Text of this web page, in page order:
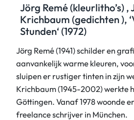
Jörg Remé (kleurlitho’s) ,
Krichbaum (gedichten ),
Stunden‘ (1972)
Jörg Remé (1941) schilder en
aanvankelijk warme kleuren,
sluipen er rustiger tinten in zijn
Krichbaum (1945-2002) werkte
Göttingen. Vanaf 1978 woonde
freelance schrijver in München.